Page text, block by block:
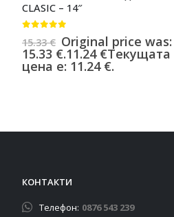
CLASIC – 14″
15.33€ Original price was:
15.33 €.11.24 €Текущата
цена е: 11.24 €.
КОНТАКТИ
Телефон: 0876 543 239